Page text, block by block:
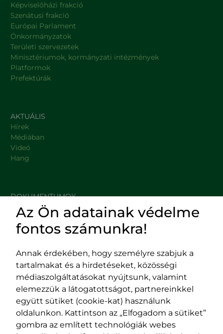
Képviselőházi frakció
Szenátusi frakció
Európai Parlament
Önkormányzatok
Területi szervezetek
Minisztériumok, kormányzati intézmények
Platformok
Prefektúrák
AKTUÁLIS
Hírek
Médiában
Videó
Hang
DOKUMENTUMOK
HASZNOS LINKEK
Impresszum
Adatvédelmi szabályzat
EPP program
400029 Kolozsvár,
Fürdő (Card. Iuliu Hossu) utca, 41.
szám
400489 Kolozsvár,
Majális utca, 60.
szám
Az Ön adatainak védelme
fontos számunkra!
Annak érdekében, hogy személyre szabjuk a
tartalmakat és a hirdetéseket, közösségi
médiaszolgáltatásokat nyújtsunk, valamint
elemezzük a látogatottságot, partnereinkkel
együtt sütiket (cookie-kat) használunk
oldalunkon. Kattintson az „Elfogadom a sütiket”
gombra az említett technológiák webes